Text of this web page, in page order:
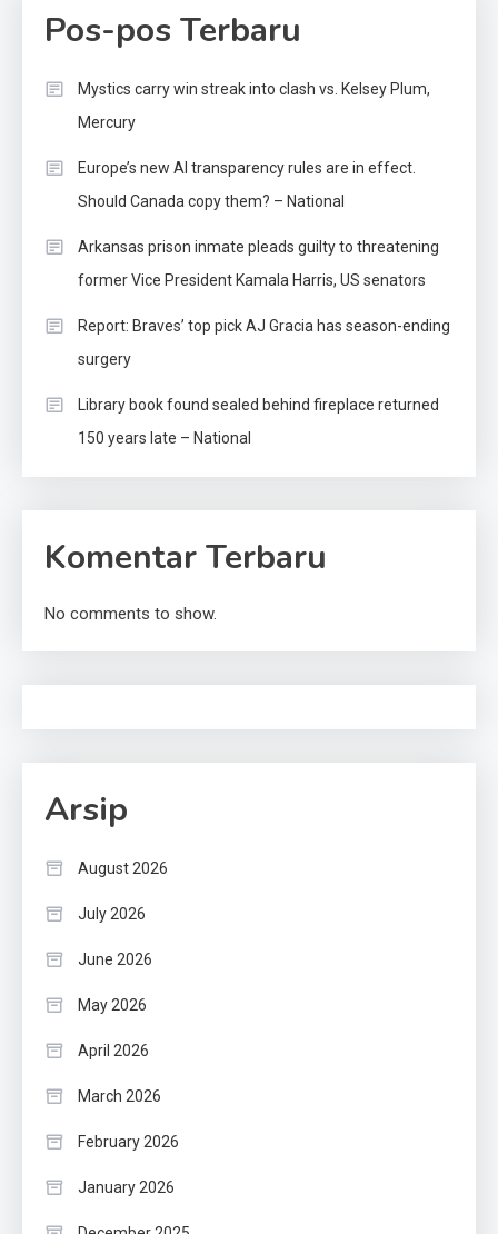
Pos-pos Terbaru
Mystics carry win streak into clash vs. Kelsey Plum,
Mercury
Europe’s new AI transparency rules are in effect.
Should Canada copy them? – National
Arkansas prison inmate pleads guilty to threatening
former Vice President Kamala Harris, US senators
Report: Braves’ top pick AJ Gracia has season-ending
surgery
Library book found sealed behind fireplace returned
150 years late – National
Komentar Terbaru
No comments to show.
Arsip
August 2026
July 2026
June 2026
May 2026
April 2026
March 2026
February 2026
January 2026